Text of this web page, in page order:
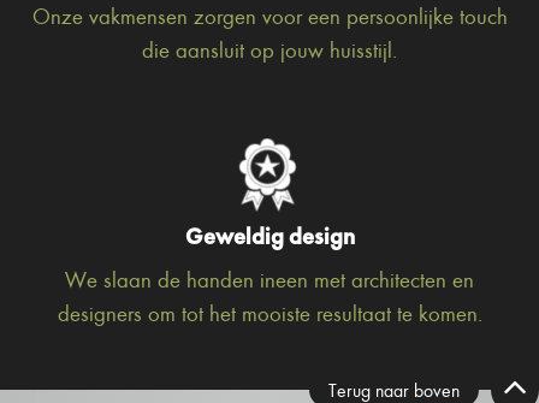
Onze vakmensen zorgen voor een persoonlijke touch
die aansluit op jouw huisstijl.
Geweldig design
We slaan de handen ineen met architecten en
designers om tot het mooiste resultaat te komen.
Terug naar boven